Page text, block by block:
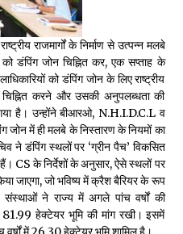
Day 14 May
Day 13 May
Day 12 May
राजमार्गों के निर्माण से उत्पन्न मलबे
डंपिंग जोन चिह्नित कर, एक सप्ताह के
को डंपिंग जोन के लिए राष्ट्रीय
चिह्नित करने और उसकी अनुपलब्धता की
है। उन्होंने बीआरओ, N.H.I.D.C.L व
जोन में ही मलबे के निस्तारण के नियमों का
ने डंपिंग स्थलों पर ‘ग्रीन पैच’ विकसित
CS के निर्देशों के अनुसार, ऐसे स्थलों पर
जाएगा, जो भविष्य में क्रैश बैरियर के रूप
संस्थाओं ने राज्य में अगले पांच वर्षों की
हेक्टेयर भूमि की मांग रखी। इसमें